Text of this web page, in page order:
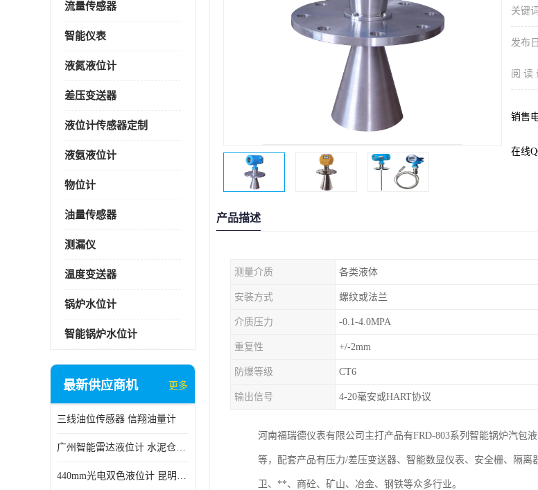
流量传感器
智能仪表
液氮液位计
差压变送器
液位计传感器定制
液氨液位计
物位计
油量传感器
测漏仪
温度变送器
锅炉水位计
智能锅炉水位计
最新供应商机 更多
三线油位传感器 信翔油量计
广州智能雷达液位计 水泥仓料位
440mm光电双色液位计 昆明锅炉汽包用光电液位计
关键词
发布
阅 读
销售
在线
产品描述
测量介质 各类液体
安装方式 螺纹或法兰
介质压力 -0.1-4.0MPA
重复性 +/-2mm
防爆等级 CT6
输出信号 4-20毫安或HART协议
河南福瑞德仪表有限公司主打产品有FRD-803系列智能锅炉汽包
等，配套产品有压力/差压变送器、智能数显仪表、安全栅、隔
卫、**、商砼、矿山、冶金、钢铁等众多行业。